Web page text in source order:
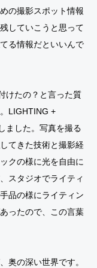
の撮影スポット情報
していこうと思って
る情報だといいんで
けたの？と言った質
LIGHTING +
ました。写真を撮る
てきた技術と撮影経
クの様に光を自由に
スタジオでライティ
品の様にライティン
ったので、この言葉
奥の深い世界です。